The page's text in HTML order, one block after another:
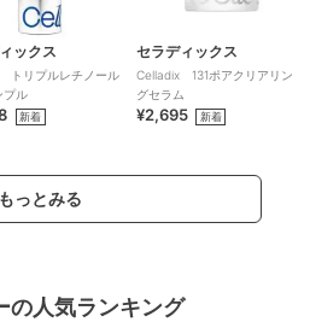
ックス
トリプルレチノール
プル
新着
セラディックス
Celladix 131ポアクリアリン
グセラム
¥2,695 新着
もっとみる
の人気ランキング